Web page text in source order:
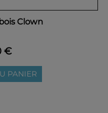
Clown
€
PANIER